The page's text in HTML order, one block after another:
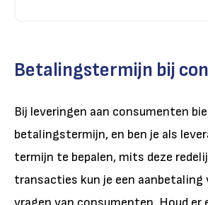
Betalingstermijn bij
Bij leveringen aan consumenten
betalingstermijn, en ben je als
termijn te bepalen, mits deze
transacties kun je een aanbetaling